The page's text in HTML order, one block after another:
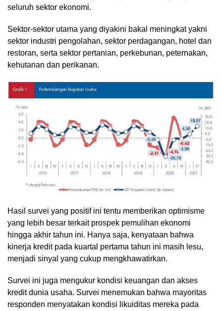
seluruh sektor ekonomi.
Sektor-sektor utama yang diyakini bakal meningkat yakni
sektor industri pengolahan, sektor perdagangan, hotel dan
restoran, serta sektor pertanian, perkebunan, peternakan,
kehutanan dan perikanan.
Hasil survei yang positif ini tentu memberikan optimisme
yang lebih besar terkait prospek pemulihan ekonomi
hingga akhir tahun ini. Hanya saja, kenyataan bahwa
kinerja kredit pada kuartal pertama tahun ini masih lesu,
menjadi sinyal yang cukup mengkhawatirkan.
Survei ini juga mengukur kondisi keuangan dan akses
kredit dunia usaha. Survei menemukan bahwa mayoritas
responden menyatakan kondisi likuiditas mereka pada